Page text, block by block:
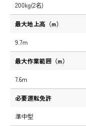
200kg(2名)
最大地上高（m）
9.7m
最大作業範囲（m）
7.6m
必要運転免許
準中型